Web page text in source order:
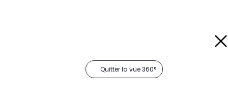
Quitter la vue 360°